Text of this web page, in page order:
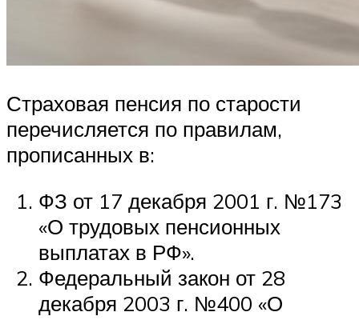
Страховая пенсия по старости
перечисляется по правилам,
прописанных в:
ФЗ от 17 декабря 2001 г. №173
«О трудовых пенсионных
выплатах в РФ».
Федеральный закон от 28
декабря 2003 г. №400 «О